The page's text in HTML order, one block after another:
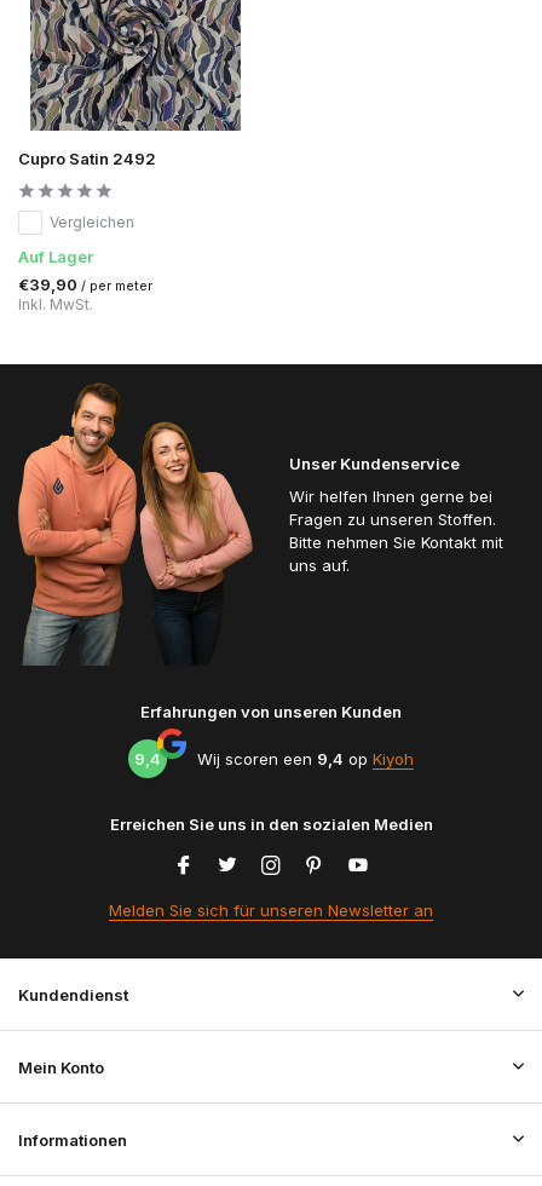
Cupro Satin 2492
Vergleichen
Auf Lager
€39,90 / per meter
Inkl. MwSt.
Unser Kundenservice
Wir helfen Ihnen gerne bei
Fragen zu unseren Stoffen.
Bitte nehmen Sie Kontakt mit
uns auf.
Erfahrungen von unseren Kunden
9,4 Wij scoren een 9,4 op Kiyoh
Erreichen Sie uns in den sozialen Medien
Melden Sie sich für unseren Newsletter an
Kundendienst
Mein Konto
Informationen